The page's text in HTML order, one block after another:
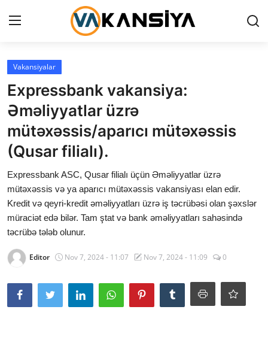
Login
Ana səhifə
Vakansiyalar
Maliyyə
Əlaqə
Xəbərlər
AZ
Vakansiyalar
Expressbank vakansiya:
Əməliyyatlar üzrə
mütəxəssis/aparıcı mütəxəssis
(Qusar filialı).
Expressbank ASC, Qusar filialı üçün Əməliyyatlar üzrə
mütəxəssis və ya aparıcı mütəxəssis vakansiyası elan edir.
Kredit və qeyri-kredit əməliyyatları üzrə iş təcrübəsi olan şəxslər
müraciət edə bilər. Tam ştat və bank əməliyyatları sahəsində
təcrübə tələb olunur.
Editor Nov 7, 2024 - 11:07 Nov 7, 2024 - 11:09 0